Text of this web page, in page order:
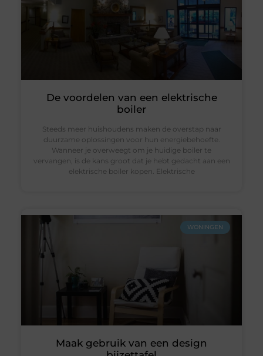
De voordelen van een elektrische
boiler
Steeds meer huishoudens maken de overstap naar
duurzame oplossingen voor hun energiebehoefte.
Wanneer je overweegt om je huidige boiler te
vervangen, is de kans groot dat je hebt gedacht aan een
elektrische boiler kopen. Elektrische
WONINGEN
Maak gebruik van een design